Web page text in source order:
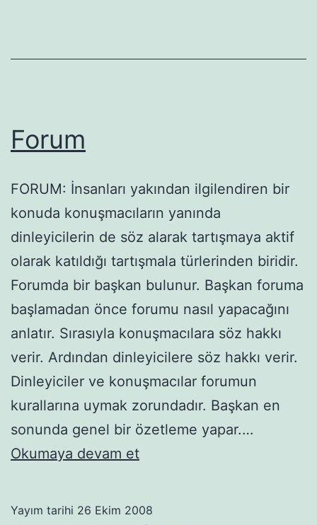
Forum
FORUM: İnsanları yakından ilgilendiren bir
konuda konuşmacıların yanında
dinleyicilerin de söz alarak tartışmaya aktif
olarak katıldığı tartışmala türlerinden biridir.
Forumda bir başkan bulunur. Başkan foruma
başlamadan önce forumu nasıl yapacağını
anlatır. Sırasıyla konuşmacılara söz hakkı
verir. Ardından dinleyicilere söz hakkı verir.
Dinleyiciler ve konuşmacılar forumun
kurallarına uymak zorundadır. Başkan en
sonunda genel bir özetleme yapar.…
Okumaya devam etForum
Yayım tarihi 26 Ekim 2008